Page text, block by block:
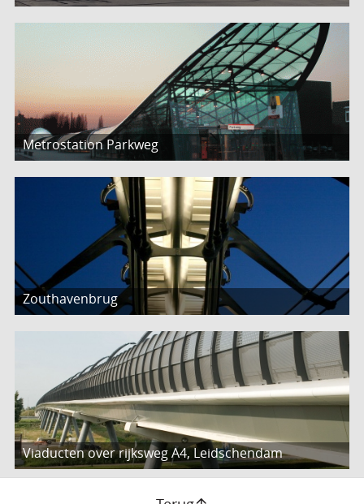
Metrostation Parkweg
Viaducten over rijksweg A4, Leidschendam
Zouthavenbrug